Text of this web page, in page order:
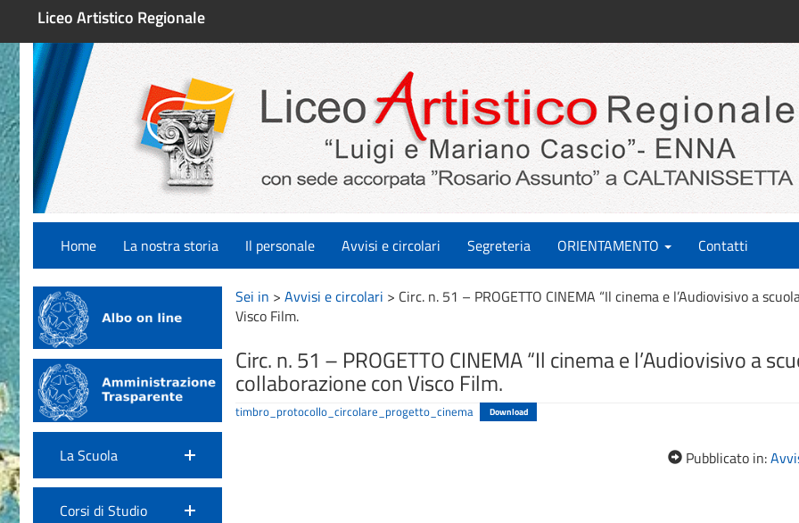
Liceo Artistico Regionale
Home La nostra storia Il personale Avvisi e circolari Segreteria ORIENTAMENTO Contatti
La Scuola
Corsi di Studio
Sei in > Avvisi e circolari > Circ. n. 51 – PROGETTO CINEMA “Il cinema e l’Audiovisivo a
Visco Film.
Circ. n. 51 – PROGETTO CINEMA “Il cinema e l’Audiovisivo a
collaborazione con Visco Film.
timbro_protocollo_circolare_progetto_cinema Download
Pubblicato in: